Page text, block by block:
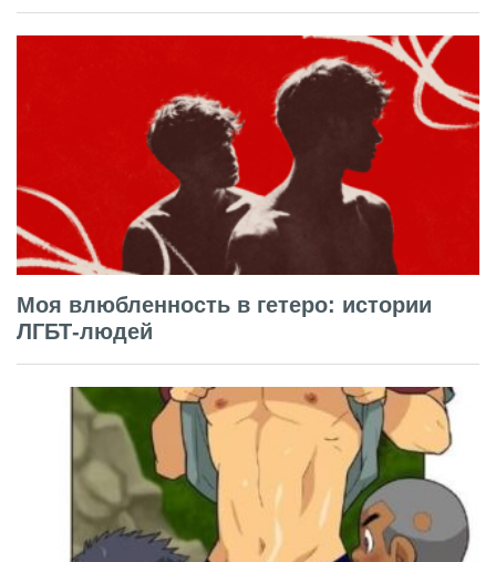
Моя влюбленность в гетеро: истории
ЛГБТ-людей